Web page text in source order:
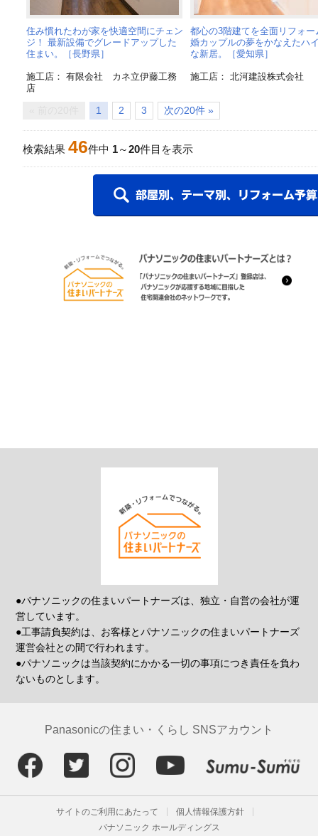
住み慣れたわが家を快適空間にチェン
ジ！ 最新設備でグレードアップした
住まい。［長野県］
施工店： 有限会社 カネ立伊藤工務
店
都心の3階建てを全面リフォー
婚カップルの夢をかなえたハ
な新居。［愛知県］
施工店： 北河建設株式会社
1 2 3 次の20件 »
検索結果 46件中 1～20件目を表示
●パナソニックの住まいパートナーズは、独立・自営の会社が運
営しています。
●工事請負契約は、お客様とパナソニックの住まいパートナーズ
運営会社との間で行われます。
●パナソニックは当該契約にかかる一切の事項につき責任を負わ
ないものとします。
Panasonicの住まい・くらし SNSアカウント
サイトのご利用にあたって
個人情報保護方針
パナソニック ホールディングス